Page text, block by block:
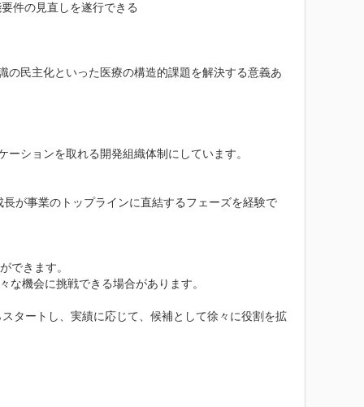
件の見直しを遂行できる
民主化といった医療の構造的課題を解決する意義あ
ションを取れる開発組織体制にしています。
が事業のトップラインに直結するフェーズを経験で